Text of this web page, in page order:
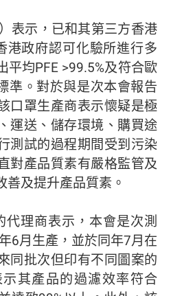
表示，已和其第三方香港
港政府認可化驗所進行多
平均PFE >99.5%及符合歐
準。對於與是次本會報告
口罩生產商表示懷疑是極
運送、儲存環境、購買途
測試的過程期間受到污染
對產品質素有嚴格監管及
及提升產品質素。
代理商表示，本會是次測
6月生產，並於同年7月在
同批次但印有不同圖案的
其產品的過濾效率符合